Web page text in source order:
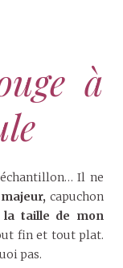
à
échantillon… Il ne
capuchon
la taille de mon
fin et tout plat.
pas.